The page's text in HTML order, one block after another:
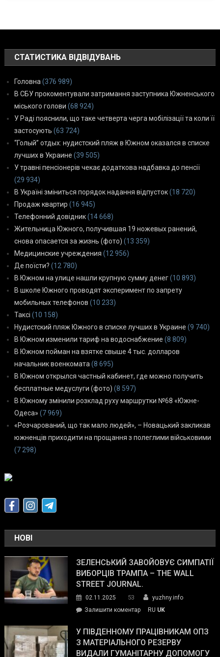
СТАТИСТИКА ВІДВІДУВАНЬ
Головна (376 989)
В СБУ прокоментували затримання заступника Южненського
міського голови (68 924)
У Раді пояснили, що таке четверта черга мобілізації та коли її
застосують (63 724)
“Голый” отдых: нудистский пляж в Южном оказался в списке
лучших в Украине (39 505)
У травні пенсіонерів чекає додаткова надбавка до пенсії
(29 934)
В Україні зміниться порядок надання відпусток(18 720)
Продаж квартир (16 945)
Телефонний довідник(14 668)
Жительница Южного, получившая 19 ножевых ранений,
снова опасается за жизнь (фото) (13 359)
Медицинские учреждения (12 956)
Де поїсти? (12 780)
В Южном на улице нашли крупную сумму денег(10 893)
В школе Южного проводят эксперимент по запрету
мобильных телефонов (10 233)
Таксі (10 158)
Нудистский пляж Южного в списке лучших в Украине (9 740)
В Южном изменили тариф на водоснабжение (8 809)
В Южном пойман на взятке свыше 4 тыс. долларов
начальник военкомата (8 695)
В Южном открылся частный кабинет, где можно получить
бесплатные медуслуги (фото) (8 597)
В Южному змінили розклад руху маршрутки №68 «Южне-
Одеса» (7 969)
«Розчарований, що так мало людей», – Новацький закликав
южненців приходити на прощання з полеглими військовими
(7 298)
НОВІ
ЗЕЛЕНСЬКИЙ ЗАВОЙОВУЄ СИМПАТІЇ
ВИБОРЦІВ ТРАМПА – THE WALL
STREET JOURNAL.
02.11.2025 53
yuzhny.info
Залишити коментарon
завойовує
симпатії
виборців
RU UK
У ПІВДЕННОМУ ПРАЦІВНИКАМ ОПЗ
З МАТЕРІАЛЬНОГО РЕЗЕРВУ
ВИДАЛИ ГУМАНІТАРНУ ДОПОМОГУ